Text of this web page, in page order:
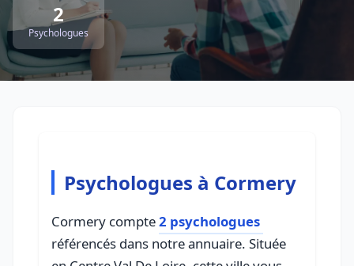
2
Psychologues
Psychologues à Cormery
Cormery compte2 psychologues
référencés dans notre annuaire. Située